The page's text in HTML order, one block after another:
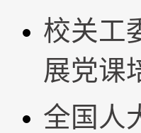
校关工
展党课
全国人